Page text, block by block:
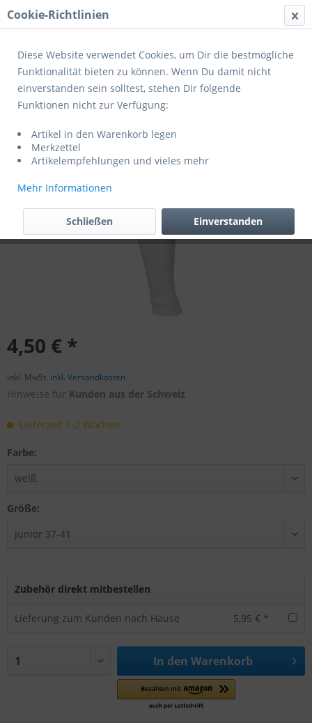
Menü
Übersicht Spielbekleidung (NEU)
Mitglieder des JFV Schieferland)
4,50 € *
inkl. MwSt. inkl. Versandkosten
Hinweise für Kunden aus der Schweiz
Lieferzeit 1-2 Wochen
Farbe:
Größe:
Zubehör direkt mitbestellen
Lieferung zum Kunden nach Hause 5,95 € *
In den Warenkorb
Cookie-Richtlinien
Diese Website verwendet Cookies, um Dir die bestmögliche
Funktionalität bieten zu können. Wenn Du damit nicht
einverstanden sein solltest, stehen Dir folgende
Funktionen nicht zur Verfügung:
Artikel in den Warenkorb legen
Merkzettel
Artikelempfehlungen und vieles mehr
Mehr Informationen
Einverstanden
Schließen